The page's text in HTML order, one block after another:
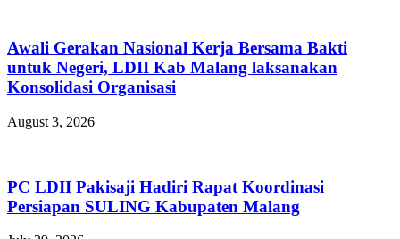
Awali Gerakan Nasional Kerja Bersama Bakti
untuk Negeri, LDII Kab Malang laksanakan
Konsolidasi Organisasi
August 3, 2026
PC LDII Pakisaji Hadiri Rapat Koordinasi
Persiapan SULING Kabupaten Malang